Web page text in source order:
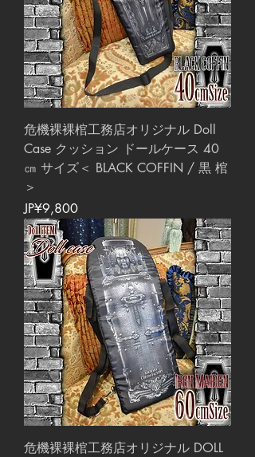
危機裸裸棺工務店オリジナル Doll
Case クッション ドールケース 40
㎝ サイズ＜ BLACK COFFIN / 黒 棺
＞
價格
JP¥9,800
危機裸裸棺工務店オリジナル DOLL